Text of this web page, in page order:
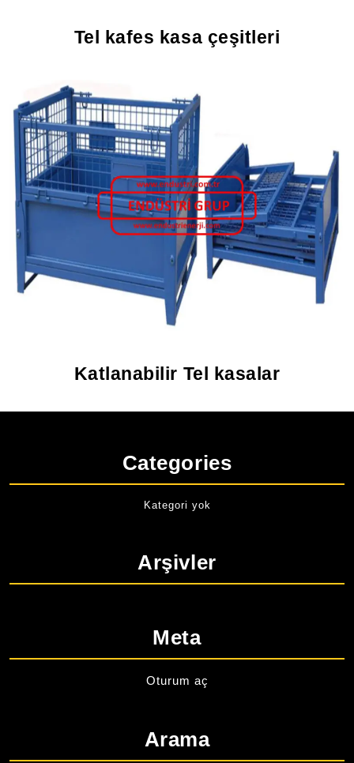
Tel kafes kasa çeşitleri
Katlanabilir Tel kasalar
Categories
Kategori yok
Arşivler
Meta
Oturum aç
Arama